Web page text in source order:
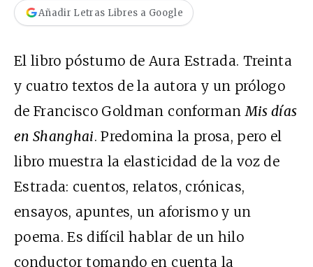
Añadir Letras Libres a Google
El libro póstumo de Aura Estrada. Treinta
y cuatro textos de la autora y un prólogo
de Francisco Goldman conformanMis días
en Shanghai. Predomina la prosa, pero el
libro muestra la elasticidad de la voz de
Estrada: cuentos, relatos, crónicas,
ensayos, apuntes, un aforismo y un
poema. Es difícil hablar de un hilo
conductor tomando en cuenta la